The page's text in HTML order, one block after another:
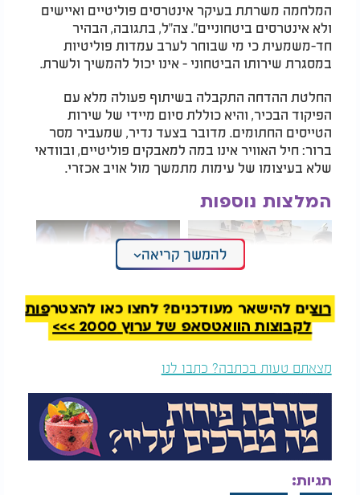
המלחמה משרתת בעיקר אינטרסים פוליטיים ואיישים
ולא אינטרסים ביטחוניים". צה"ל, בתגובה, הבהיר
חד-משמעית כי מי שבוחר לערב עמדות פוליטיות
במסגרת שירותו הביטחוני - אינו יכול להמשיך ולשרת.
החלטת ההדחה התקבלה בשיתוף פעולה מלא עם
הפיקוד הבכיר, והיא כוללת סיום מיידי של שירות
הטייסים החתומים. מדובר בצעד נדיר, שמעביר מסר
ברור: חיל האוויר אינו במה למאבקים פוליטיים, ובוודאי
שלא בעיצומו של עימות מתמשך מול אויב אכזרי.
המלצות נוספות
האסירים שנמלטו
מהכלא של אסד - בדרך
סער תוקף: "ישראל לא
תשתתף בקרקס בהאג -
אונר"א והאו"ם צריכים
לעמוד לדין"
תגובות נוקבות נשמעו גם מהמערכת הפוליטית. סגן
השר אלמוג כהן תקף בחריפות את החותמים: "זהו מכתב
שמזמין את הטבח הבא. החותמים - ובהם גם בכירים
לשעבר - ממשיכים לסחור בדם ילדינו באדישות
מהרמטכ"ל לשלול מהחותמים גם את דרגותיהם וגם את
להמשך קריאה
רוצים להישאר מעודכנים? לחצו כאן להצטרפות
לקבוצות הוואטסאפ של ערוץ 2000 >>>
מצאתם טעות בכתבה? כתבו לנו
תגיות: